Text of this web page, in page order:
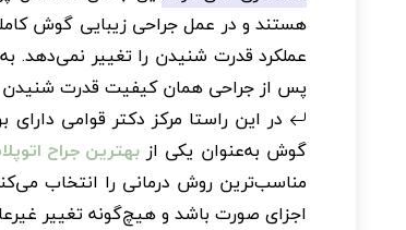
هستند و در عمل جراحی زیبایی گوش
عملکرد قدرت شنیدن را تغییر نمی‌دهد.
پس از جراحی همان کیفیت قدرت شنیدن
در این راستا مرکز دکتر قوامی
گوش به‌عنوان یکی ازبهترین جراح
مناسب‌ترین روش درمانی را انتخاب
اجزای صورت باشد و هیچ‌گونه تغییر